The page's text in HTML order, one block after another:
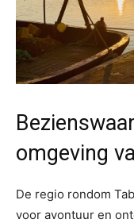
omgeving
De regio rondom
voor avontuur en